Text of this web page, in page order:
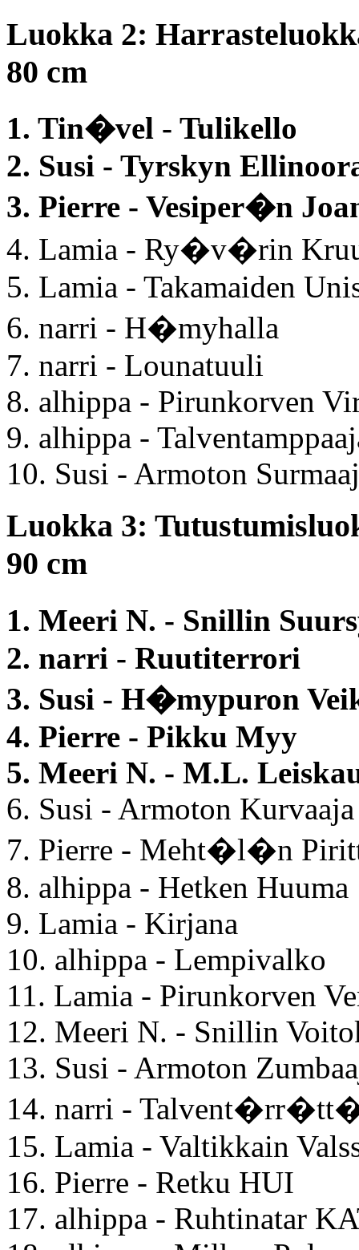
Luokka 2:
80 cm
1. Tin�vel - Tulikello
2. Susi - Tyrskyn
3. Pierre - Vesiper�n
4. Lamia - Ry�v�rin
5. Lamia - Takamaiden
6. narri - H�myhalla
7. narri - Lounatuuli
8. alhippa - Pirunkorven
9. alhippa -
10. Susi - Armoton
Luokka 3:
90 cm
1. Meeri N. - Snillin
2. narri - Ruutiterrori
3. Susi - H�mypuron
4. Pierre - Pikku Myy
5. Meeri N. - M.L.
6. Susi - Armoton
7. Pierre - Meht�l�n
8. alhippa - Hetken Huuma
9. Lamia - Kirjana
10. alhippa - Lempivalko
11. Lamia - Pirunkorven
12. Meeri N. - Snillin
13. Susi - Armoton
14. narri -
15. Lamia - Valtikkain
16. Pierre - Retku HUI
17. alhippa - Ruhtinatar